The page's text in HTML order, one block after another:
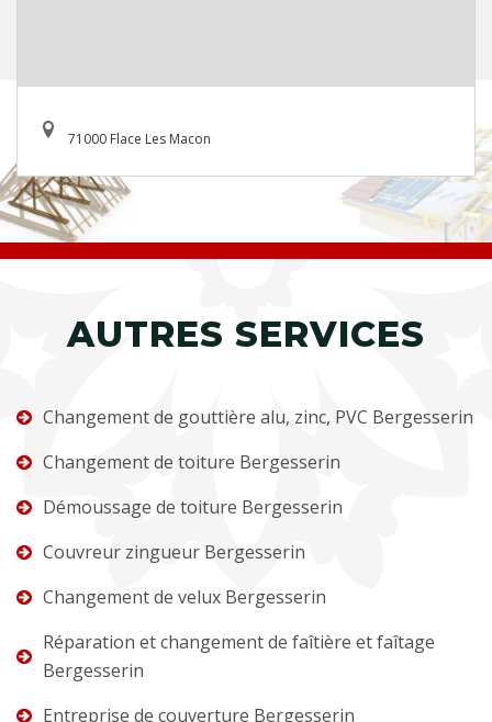
71000 Flace Les Macon
AUTRES SERVICES
Changement de gouttière alu, zinc, PVC Bergesserin
Changement de toiture Bergesserin
Démoussage de toiture Bergesserin
Couvreur zingueur Bergesserin
Changement de velux Bergesserin
Réparation et changement de faîtière et faîtage
Bergesserin
Entreprise de couverture Bergesserin